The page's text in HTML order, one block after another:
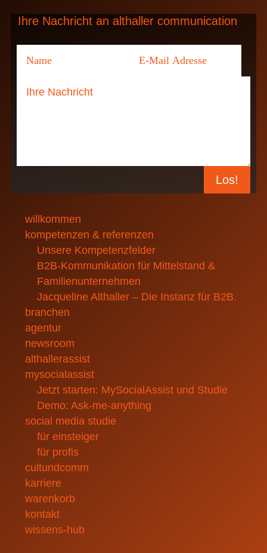
Ihre Nachricht an althaller communication
Los!
willkommen
kompetenzen & referenzen
Unsere Kompetenzfelder
B2B-Kommunikation für Mittelstand &
Familienunternehmen
Jacqueline Althaller – Die Instanz für B2B.
branchen
agentur
newsroom
althallerassist
mysocialassist
Jetzt starten: MySocialAssist und Studie
Demo: Ask-me-anything
social media studie
für einsteiger
für profis
cultundcomm
karriere
warenkorb
kontakt
wissens-hub